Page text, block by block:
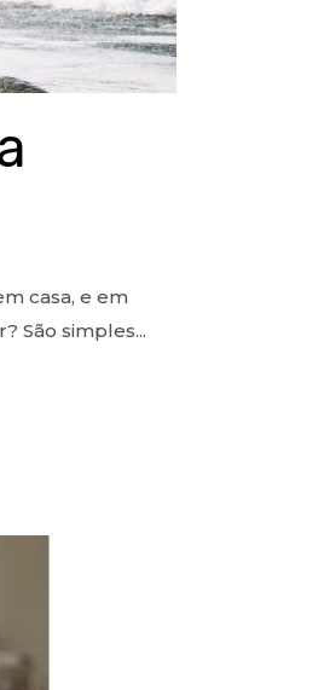
casa, e em
São simples...